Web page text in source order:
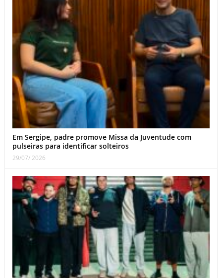
Em Sergipe, padre promove Missa da Juventude com
pulseiras para identificar solteiros
29/07/ 2026